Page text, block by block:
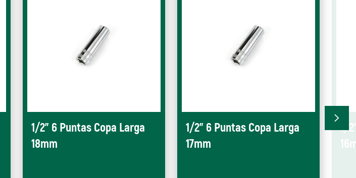
1/2" 6 Puntas Copa Larga
18mm
1/2" 6 Puntas Copa Larga
17mm
1/